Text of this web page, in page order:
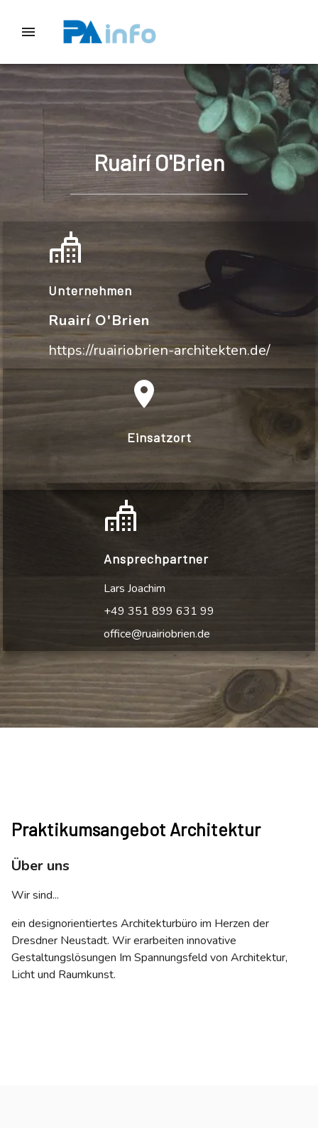
Ruairí O'Brien
Unternehmen
Ruairí O'Brien
https://ruairiobrien-architekten.de/
Einsatzort
Ansprechpartner
Lars Joachim
+49 351 899 631 99
office@ruairiobrien.de
Praktikumsangebot Architektur
Über uns
Wir sind...
ein designorientiertes Architekturbüro im Herzen der
Dresdner Neustadt. Wir erarbeiten innovative
Gestaltungslösungen Im Spannungsfeld von Architektur,
Licht und Raumkunst.